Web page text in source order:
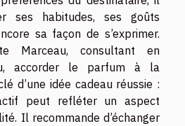
ses habitudes, ses goûts
sa façon de s’exprimer.
Marceau, consultant en
accorder le parfum à la
d’une idée cadeau réussie :
peut refléter un aspect
Il recommande d’échanger